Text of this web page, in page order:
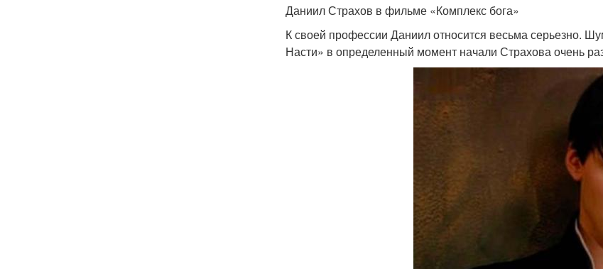
Даниил Страхов в фильме «Комплекс бога»
К своей профессии Даниил относится весьма серьезно.
Насти» в определенный момент начали Страхова очень